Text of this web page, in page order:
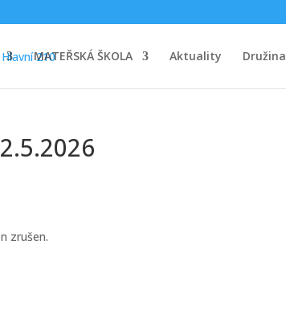
MATEŘSKÁ ŠKOLA Aktuality Družina
zrušen.